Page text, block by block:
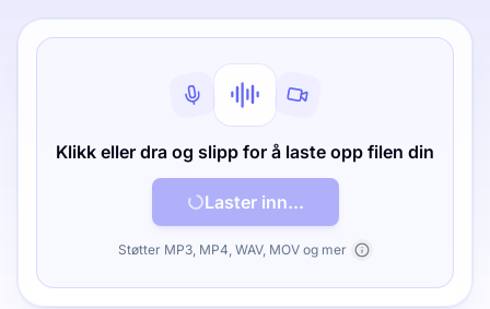
Klikk eller dra og slipp for å laste opp filen din
Laster inn...
Støtter MP3, MP4, WAV, MOV og mer